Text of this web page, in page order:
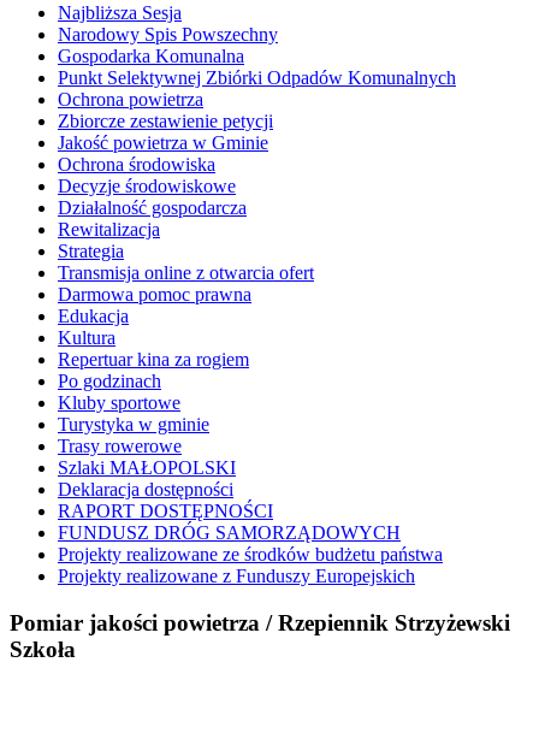
Najbliższa Sesja
Narodowy Spis Powszechny
Gospodarka Komunalna
Punkt Selektywnej Zbiórki Odpadów Komunalnych
Ochrona powietrza
Zbiorcze zestawienie petycji
Jakość powietrza w Gminie
Ochrona środowiska
Decyzje środowiskowe
Działalność gospodarcza
Rewitalizacja
Strategia
Transmisja online z otwarcia ofert
Darmowa pomoc prawna
Edukacja
Kultura
Repertuar kina za rogiem
Po godzinach
Kluby sportowe
Turystyka w gminie
Trasy rowerowe
Szlaki MAŁOPOLSKI
Deklaracja dostępności
RAPORT DOSTĘPNOŚCI
FUNDUSZ DRÓG SAMORZĄDOWYCH
Projekty realizowane ze środków budżetu państwa
Projekty realizowane z Funduszy Europejskich
Pomiar jakości powietrza / Rzepiennik Strzyżewski
Szkoła